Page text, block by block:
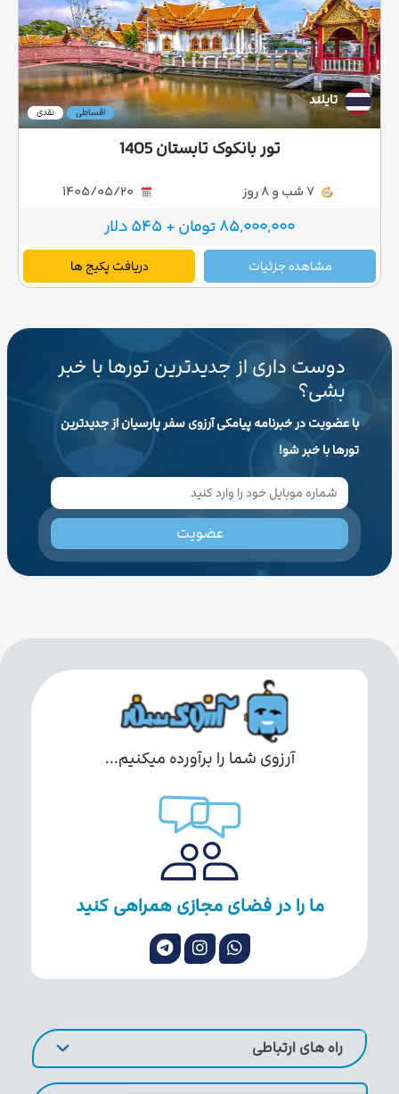
تایلند
نقدی اقساطی
تور بانکوک تابستان 1405
85,000,000 تومان + 545 دلار
مشاهده جزئیات دریافت پکیج ها
دوست داری از جدیدترین تورها با خبر
بشی؟
با عضویت در خبرنامه پیامکی آرزوی سفر پارسیان از جدیدترین
تورها با خبر شو!
عضویت
آرزوی شما را برآورده میکنیم...
ما را در فضای مجازی همراهی کنید
راه های ارتباطی